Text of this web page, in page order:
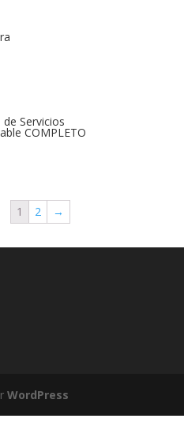
Servicios
COMPLETO
1 2 →
WordPress